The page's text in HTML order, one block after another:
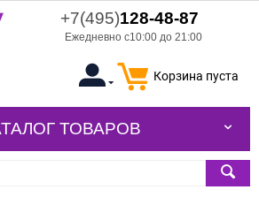
+7(495)128-48-87
Ежедневно с10:00 до 21:00
Корзина пуста
ТОВАРОВ